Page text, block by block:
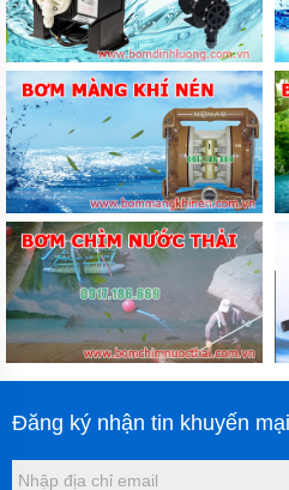
MÁY
BƠM
CÔNG
NGHIỆP
TIN
TỨC
GIỚI
THIỆU
SẢN
PHẨM
MỚI
LIÊN
HỆ
Đăng ký nhận tin khuyến